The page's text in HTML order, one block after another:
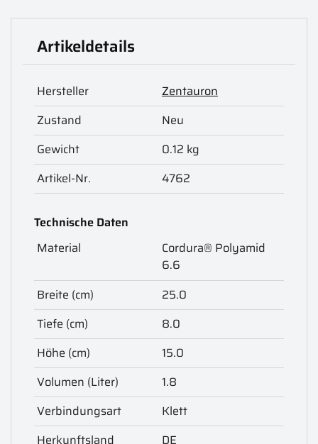
Artikeldetails
Hersteller
Zentauron
Zustand
Neu
Gewicht
0.12 kg
Artikel-Nr.
4762
Technische Daten
Material
Cordura® Polyamid
6.6
Breite (cm)
25.0
Tiefe (cm)
8.0
Höhe (cm)
15.0
Volumen (Liter)
1.8
Verbindungsart
Klett
Herkunftsland
DE